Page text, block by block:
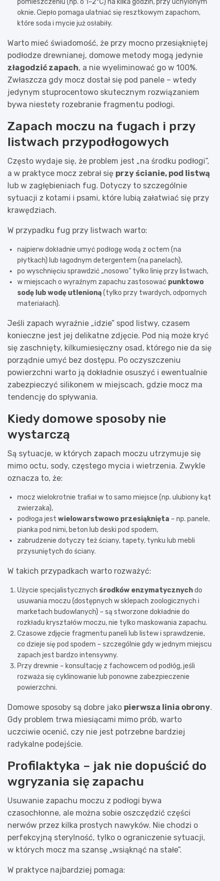
oknie. Ciepło pomaga ulatniać się resztkowym zapachom,
które soda i mycie już osłabiły.
Warto mieć świadomość, że przy mocno przesiąkniętej
podłodze drewnianej, domowe metody mogą jedynie
złagodzić zapach, a nie wyeliminować go w 100%.
Zwłaszcza gdy mocz dostał się pod panele – wtedy
jedynym stuprocentowo skutecznym rozwiązaniem
bywa niestety rozebranie fragmentu podłogi.
Zapach moczu na fugach i przy
listwach przypodłogowych
Często wydaje się, że problem jest „na środku podłogi”,
a w praktyce mocz zebrał się przy ścianie, pod listwą
lub w zagłębieniach fug. Dotyczy to szczególnie
sytuacji z kotami i psami, które lubią załatwiać się przy
krawędziach.
W przypadku fug przy listwach warto:
najpierw dokładnie umyć podłogę wodą z octem (na
płytkach) lub łagodnym detergentem (na panelach),
po wyschnięciu sprawdzić „nosowo” tylko linię przy listwach,
w miejscach o wyraźnym zapachu zastosować punktowo
sodę lub wodę utlenioną(tylko przy twardych, odpornych
materiałach).
Jeśli zapach wyraźnie „idzie” spod listwy, czasem
konieczne jest jej delikatne zdjęcie. Pod nią może kryć
się zaschnięty, kilkumiesięczny osad, którego nie da się
porządnie umyć bez dostępu. Po oczyszczeniu
powierzchni warto ją dokładnie osuszyć i ewentualnie
zabezpieczyć silikonem w miejscach, gdzie mocz ma
tendencję do spływania.
Kiedy domowe sposoby nie
wystarczą
Są sytuacje, w których zapach moczu utrzymuje się
mimo octu, sody, częstego mycia i wietrzenia. Zwykle
oznacza to, że:
mocz wielokrotnie trafiał w to samo miejsce (np. ulubiony kąt
zwierzaka),
podłoga jest wielowarstwowo przesiąknięta – np. panele,
pianka pod nimi, beton lub deski pod spodem,
zabrudzenie dotyczy też ściany, tapety, tynku lub mebli
przysuniętych do ściany.
W takich przypadkach warto rozważyć:
Użycie specjalistycznych środków enzymatycznychdo
usuwania moczu (dostępnych w sklepach zoologicznych i
marketach budowlanych) – są stworzone dokładnie do
rozkładu kryształów moczu, nie tylko maskowania zapachu.
Czasowe zdjęcie fragmentu paneli lub listew i sprawdzenie,
co dzieje się pod spodem – szczególnie gdy w jednym miejscu
zapach jest bardzo intensywny.
Przy drewnie – konsultację z fachowcem od podłóg, jeśli
rozważa się cyklinowanie lub ponowne zabezpieczenie
powierzchni.
Domowe sposoby są dobre jako pierwsza linia obrony.
Gdy problem trwa miesiącami mimo prób, warto
uczciwie ocenić, czy nie jest potrzebne bardziej
radykalne podejście.
Profilaktyka – jak nie dopuścić do
wgryzania się zapachu
Usuwanie zapachu moczu z podłogi bywa
czasochłonne, ale można sobie oszczędzić części
nerwów przez kilka prostych nawyków. Nie chodzi o
perfekcyjną sterylność, tylko o ograniczenie sytuacji,
w których mocz ma szansę „wsiąknąć na stałe”.
W praktyce najbardziej pomaga: